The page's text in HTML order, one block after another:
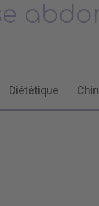
Diététique